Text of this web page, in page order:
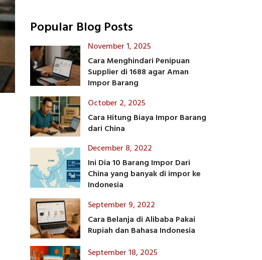
Popular Blog Posts
November 1, 2025
Cara Menghindari Penipuan
Supplier di 1688 agar Aman
Impor Barang
October 2, 2025
Cara Hitung Biaya Impor Barang
dari China
December 8, 2022
Ini Dia 10 Barang Impor Dari
China yang banyak di impor ke
Indonesia
September 9, 2022
Cara Belanja di Alibaba Pakai
Rupiah dan Bahasa Indonesia
September 18, 2025